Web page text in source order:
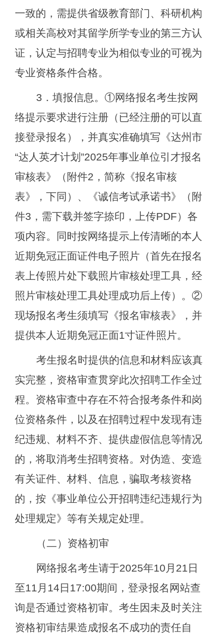
一致的，需提供省级教育部门、科研机构
或相关高校对其留学所学专业的第三方认
证，认定与招聘专业为相似专业的可视为
专业资格条件合格。
3 ．填报信息。 ①网络报名考生按网
络提示要求进行注册（已经注册的可以直
接登录报名），并真实准确填写《达州市
“达人英才计划 ”2025年事业单位引才报名
审核表》（附件2 ，简称《报名审核
表》，下同）、《诚信考试承诺书》（附
件3 ，需下载并签字捺印，上传PDF）各
项内容。同时按网络提示上传清晰的本人
近期免冠正面证件电子照片（首先在报名
表上传照片处下载照片审核处理工具，经
照片审核处理工具处理成功后上传）。 ②
现场报名考生须填写《报名审核表》，并
提供本人近期免冠正面1寸证件照片。
考生报名时提供的信息和材料应该真
实完整，资格审查贯穿此次招聘工作全过
程。资格审查中存在不符合报考条件和岗
位资格条件，以及在招聘过程中发现有违
纪违规、材料不齐、提供虚假信息等情况
的，将取消考生招聘资格。对伪造、变造
有关证件、材料、信息，骗取考核资格
的，按《事业单位公开招聘违纪违规行为
处理规定》等有关规定处理。
（二）资格初审
网络报名考生请于2025年10月 21 日
至11月 14 日 17:00期间，登录报名网站查
询是否通过资格初审。考生因未及时关注
资格初审结果造成报名不成功的责任自